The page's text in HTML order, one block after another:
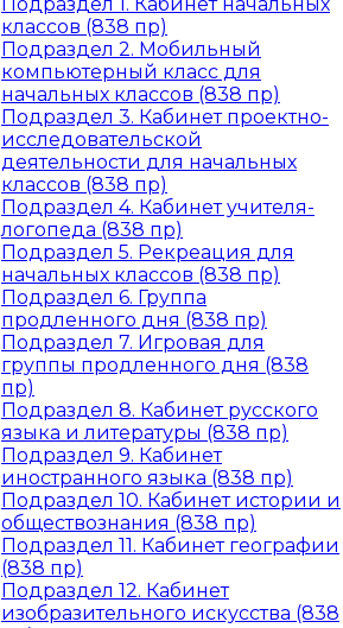
классов (838 пр)
Подраздел 2. Мобильный
компьютерный класс для
начальных классов (838 пр)
Подраздел 3. Кабинет проектно-
исследовательской
деятельности для начальных
классов (838 пр)
Подраздел 4. Кабинет учителя-
логопеда (838 пр)
Подраздел 5. Рекреация для
начальных классов (838 пр)
Подраздел 6. Группа
продленного дня (838 пр)
Подраздел 7. Игровая для
группы продленного дня (838
пр)
Подраздел 8. Кабинет русского
языка и литературы (838 пр)
Подраздел 9. Кабинет
иностранного языка (838 пр)
Подраздел 10. Кабинет истории и
обществознания (838 пр)
Подраздел 11. Кабинет географии
(838 пр)
Подраздел 12. Кабинет
изобразительного искусства (838